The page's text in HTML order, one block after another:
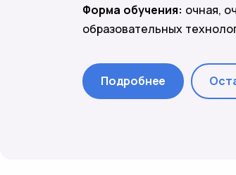
Форма обучения: очная,
образовательных
Подробнее